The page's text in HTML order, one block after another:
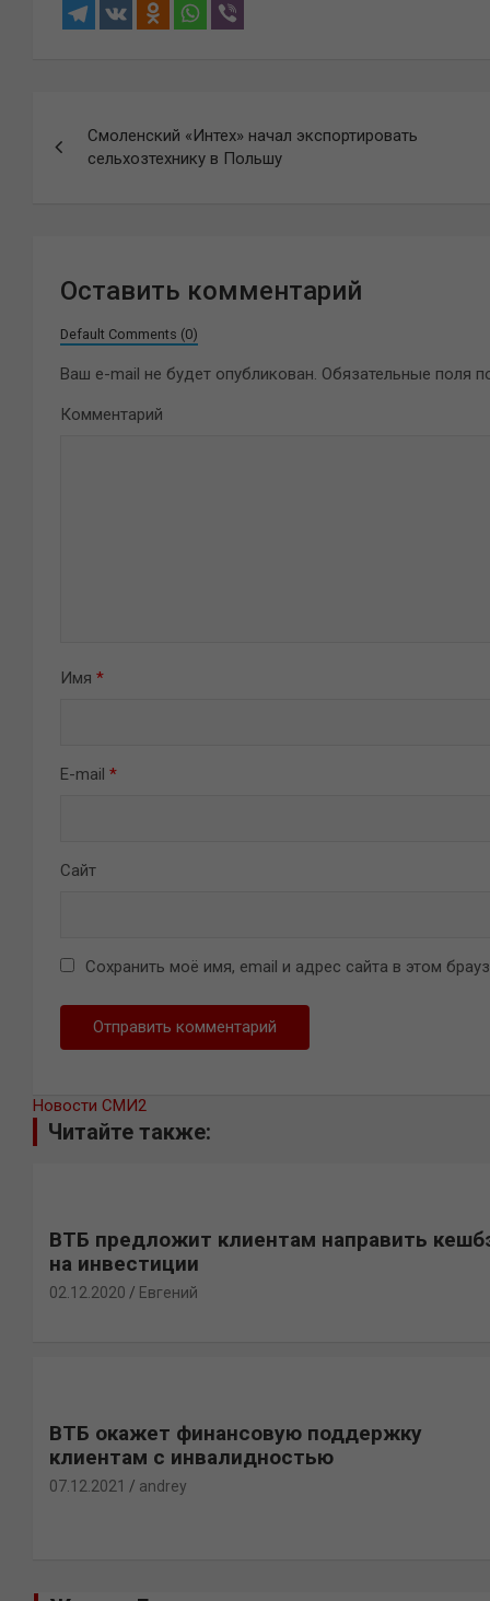
по
Смоленский «Интех» начал экспортировать
сельхозтехнику в Польшу
Оставить комментарий
Default Comments (0)
Ваш e-mail не будет опубликован. Обязательные поля
Комментарий
Имя *
E-mail *
Сайт
Сохранить моё имя, email и адрес сайта в этом
Новости СМИ2
Читайте также:
ВТБ предложит клиентам направить
на инвестиции
02.12.2020 Евгений
ВТБ окажет финансовую поддержку
клиентам с инвалидностью
07.12.2021 andrey